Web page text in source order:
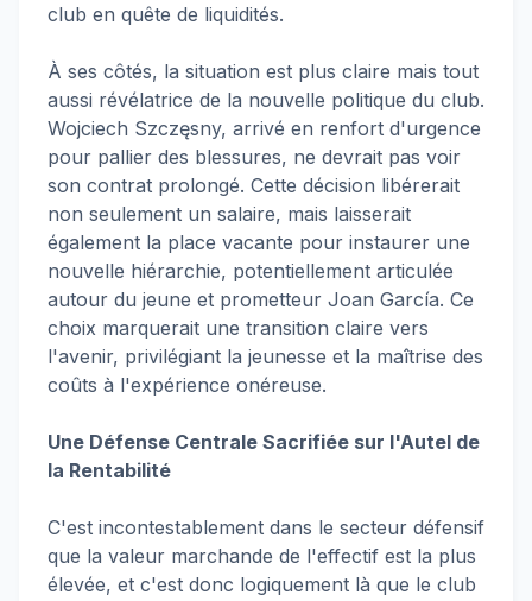
club en quête de liquidités.
À ses côtés, la situation est plus claire mais tout
aussi révélatrice de la nouvelle politique du club.
Wojciech Szczęsny, arrivé en renfort d'urgence
pour pallier des blessures, ne devrait pas voir
son contrat prolongé. Cette décision libérerait
non seulement un salaire, mais laisserait
également la place vacante pour instaurer une
nouvelle hiérarchie, potentiellement articulée
autour du jeune et prometteur Joan García. Ce
choix marquerait une transition claire vers
l'avenir, privilégiant la jeunesse et la maîtrise des
coûts à l'expérience onéreuse.
Une Défense Centrale Sacrifiée sur l'Autel de
la Rentabilité
C'est incontestablement dans le secteur défensif
que la valeur marchande de l'effectif est la plus
élevée, et c'est donc logiquement là que le club